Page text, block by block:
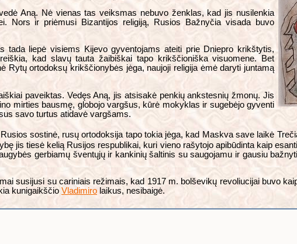
Aną. Nė vienas tas veiksmas nebuvo ženklas, kad jis nusilenkia
Nors ir priėmusi Bizantijos religiją, Rusios Bažnyčia visada buvo
tada liepė visiems Kijevo gyventojams ateiti prie Dniepro krikštytis,
kad slavų tauta žaibiškai tapo krikščioniška visuomene. Bet
Rytų ortodoksų krikščionybės jėga, naujoji religija ėmė daryti juntamą
paveiktas. Vedęs Aną, jis atsisakė penkių ankstesnių žmonų. Jis
mirties bausmę, globojo vargšus, kūrė mokyklas ir sugebėjo gyventi
savo turtus atidavė vargšams.
sostinė, rusų ortodoksija tapo tokia jėga, kad Maskva save laikė
jis tiesė kelią Rusijos respublikai, kuri vieno rašytojo apibūdinta kaip
gerbiamų šventųjų ir kankinių šaltinis su saugojamu ir gausiu
susijusi su cariniais režimais, kad 1917 m. bolševikų revoliucijai buvo
kunigaikščio Vladimiro laikus, nesibaigė.